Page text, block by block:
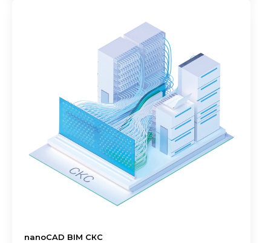
nanoCAD BIM СКС